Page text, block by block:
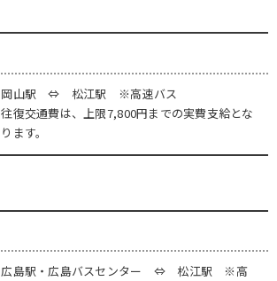
岡山駅 ⇔ 松江駅 ※高速バス
往復交通費は、上限7,800円までの実費支給とな
ります。
広島駅・広島バスセンター ⇔ 松江駅 ※高